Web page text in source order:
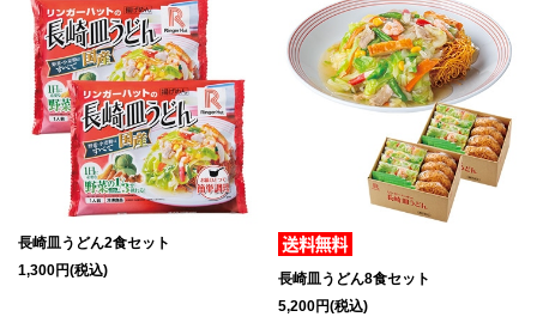
長崎皿うどん2食セット
1,300円(税込)
長崎皿うどん8食セット
5,200円(税込)